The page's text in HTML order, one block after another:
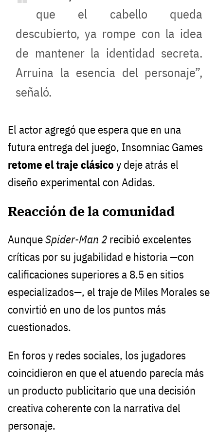
que el cabello queda
descubierto, ya rompe con la idea
de mantener la identidad secreta.
Arruina la esencia del personaje”,
señaló.
El actor agregó que espera que en una
futura entrega del juego, Insomniac Games
retome el traje clásico y deje atrás el
diseño experimental con Adidas.
Reacción de la comunidad
AunqueSpider-Man 2 recibió excelentes
críticas por su jugabilidad e historia —con
calificaciones superiores a 8.5 en sitios
especializados—, el traje de Miles Morales se
convirtió en uno de los puntos más
cuestionados.
En foros y redes sociales, los jugadores
coincidieron en que el atuendo parecía más
un producto publicitario que una decisión
creativa coherente con la narrativa del
personaje.